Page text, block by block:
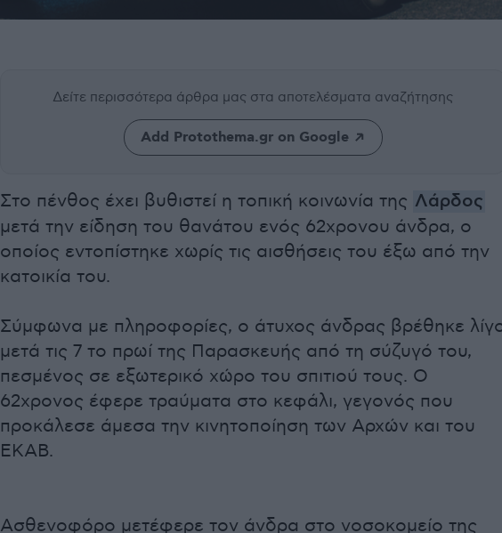
Δείτε περισσότερα άρθρα μας στα αποτελέσματα αναζήτησης
Add Protothema.gr on Google
Στο πένθος έχει βυθιστεί η τοπική κοινωνία της Λάρδος
μετά την είδηση του θανάτου ενός 62χρονου άνδρα, ο
οποίος εντοπίστηκε χωρίς τις αισθήσεις του έξω από την
κατοικία του.
Σύμφωνα με πληροφορίες, ο άτυχος άνδρας βρέθηκε
μετά τις 7 το πρωί της Παρασκευής από τη σύζυγό του,
πεσμένος σε εξωτερικό χώρο του σπιτιού τους. Ο
62χρονος έφερε τραύματα στο κεφάλι, γεγονός που
προκάλεσε άμεσα την κινητοποίηση των Αρχών και του
ΕΚΑΒ.
Ασθενοφόρο μετέφερε τον άνδρα στο νοσοκομείο της